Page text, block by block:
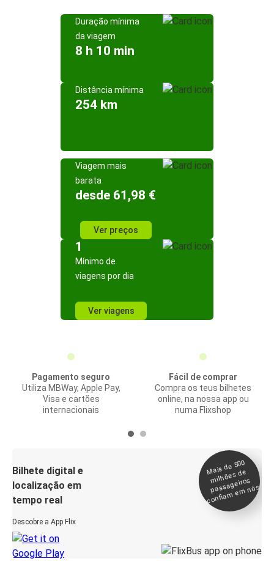
Duração mínima
da viagem
8 h 10 min
Distância mínima
254 km
Viagem mais
barata
desde 61,98 €
Ver preços
1
Mínimo de
viagens por dia
Ver viagens
Pagamento seguro
Utiliza MBWay, Apple Pay,
Visa e cartões
internacionais
Fácil de comprar
Compra os teus bilhetes
online, na nossa app ou
numa Flixshop
Bilhete digital e
localização em
tempo real
Descobre a App Flix
Mais de 500
milhões de
passageiros
confia
m e
m nós